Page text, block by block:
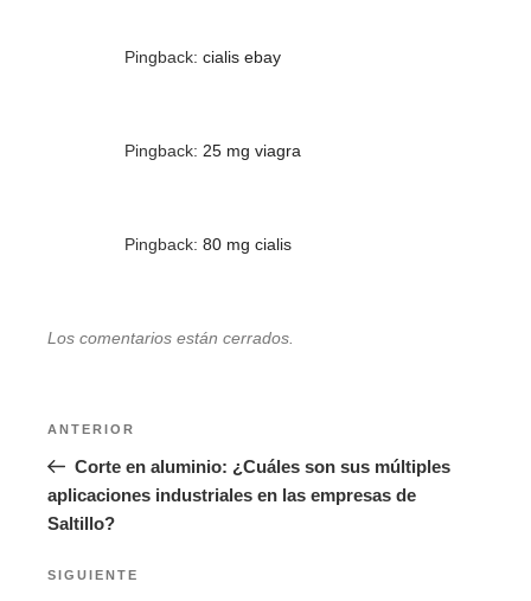
Pingback: cialis ebay
Pingback: 25 mg viagra
Pingback: 80 mg cialis
Los comentarios están cerrados.
entradas
Entrada
anterior:
ANTERIOR
Corte en aluminio: ¿Cuáles son sus múltiples
aplicaciones industriales en las empresas de
Saltillo?
Siguiente
SIGUIENTE